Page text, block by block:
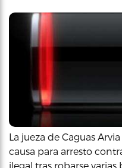
La jueza de Caguas
causa para arresto
ilegal tras robarse